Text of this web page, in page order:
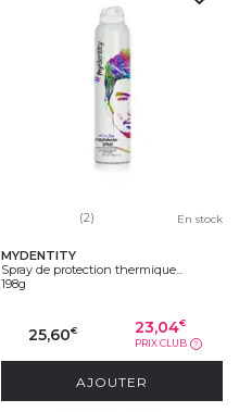
(2) En stock
MYDENTITY
Spray de protection thermique...
198g
25,60€ 23,04€
PRIX CLUB ?
AJOUTER